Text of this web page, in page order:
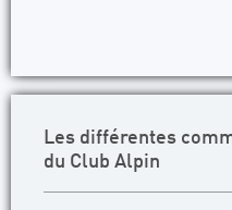
Les différentes
du Club Alpin